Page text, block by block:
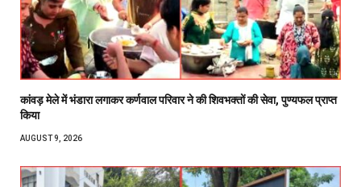
कांवड़ मेले में भंडारा लगाकर कर्णवाल परिवार ने की शिवभक्तों की सेवा, पुण्यफल प्राप्त
किया
AUGUST 9, 2026